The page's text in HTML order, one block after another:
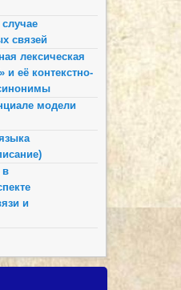
связей
лексическая
её контекстно-
модели
в
и